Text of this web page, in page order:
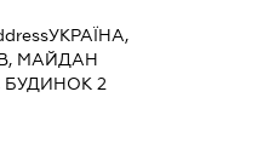
УКРАЇНА,
МАЙДАН
БУДИНОК 2